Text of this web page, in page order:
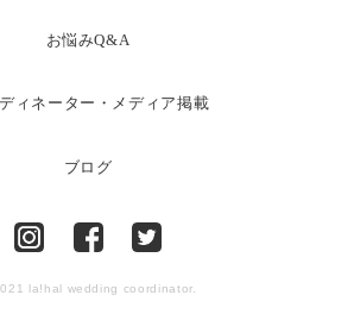
お悩みQ&A
ィネーター・メディア掲載
ブログ
la!hal wedding coordinator.